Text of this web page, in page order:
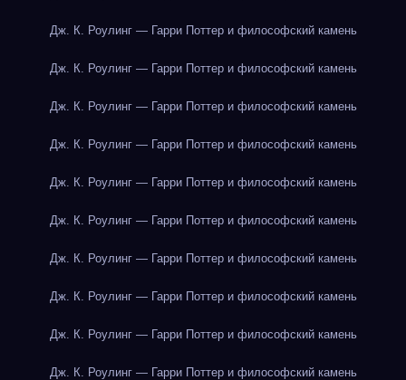
Дж. К. Роулинг — Гарри Поттер и философский камень
Дж. К. Роулинг — Гарри Поттер и философский камень
Дж. К. Роулинг — Гарри Поттер и философский камень
Дж. К. Роулинг — Гарри Поттер и философский камень
Дж. К. Роулинг — Гарри Поттер и философский камень
Дж. К. Роулинг — Гарри Поттер и философский камень
Дж. К. Роулинг — Гарри Поттер и философский камень
Дж. К. Роулинг — Гарри Поттер и философский камень
Дж. К. Роулинг — Гарри Поттер и философский камень
Дж. К. Роулинг — Гарри Поттер и философский камень